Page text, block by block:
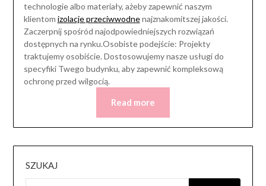
technologie albo materiały, ażeby zapewnić naszym
klientom izolacje przeciwwodnenajznakomitszej jakości.
Zaczerpnij spośród najodpowiedniejszych rozwiązań
dostępnych na rynku.Osobiste podejście: Projekty
traktujemy osobiście. Dostosowujemy nasze usługi do
specyfiki Twego budynku, aby zapewnić kompleksową
ochronę przed wilgocią.
Read more
SZUKAJ